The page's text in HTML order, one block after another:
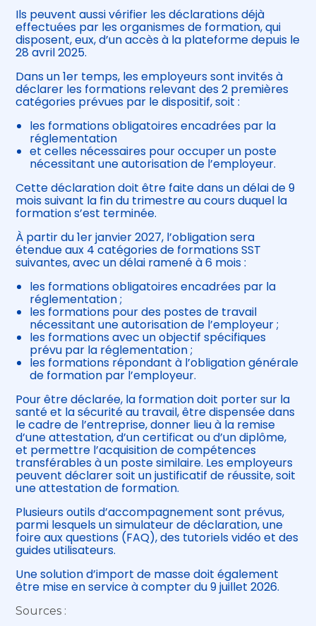
Ils peuvent aussi vérifier les déclarations déjà
effectuées par les organismes de formation, qui
disposent, eux, d’un accès à la plateforme depuis le
28 avril 2025.
Dans un 1er temps, les employeurs sont invités à
déclarer les formations relevant des 2 premières
catégories prévues par le dispositif, soit :
les formations obligatoires encadrées par la
réglementation
et celles nécessaires pour occuper un poste
nécessitant une autorisation de l’employeur.
Cette déclaration doit être faite dans un délai de 9
mois suivant la fin du trimestre au cours duquel la
formation s’est terminée.
À partir du 1er janvier 2027, l’obligation sera
étendue aux 4 catégories de formations SST
suivantes, avec un délai ramené à 6 mois :
les formations obligatoires encadrées par la
réglementation ;
les formations pour des postes de travail
nécessitant une autorisation de l’employeur ;
les formations avec un objectif spécifiques
prévu par la réglementation ;
les formations répondant à l’obligation générale
de formation par l’employeur.
Pour être déclarée, la formation doit porter sur la
santé et la sécurité au travail, être dispensée dans
le cadre de l’entreprise, donner lieu à la remise
d’une attestation, d’un certificat ou d’un diplôme,
et permettre l’acquisition de compétences
transférables à un poste similaire. Les employeurs
peuvent déclarer soit un justificatif de réussite, soit
une attestation de formation.
Plusieurs outils d’accompagnement sont prévus,
parmi lesquels un simulateur de déclaration, une
foire aux questions (FAQ), des tutoriels vidéo et des
guides utilisateurs.
Une solution d’import de masse doit également
être mise en service à compter du 9 juillet 2026.
Sources :